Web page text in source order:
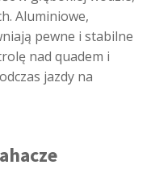
Aluminiowe,
pewne i stabilne
nad quadem i
jazdy na